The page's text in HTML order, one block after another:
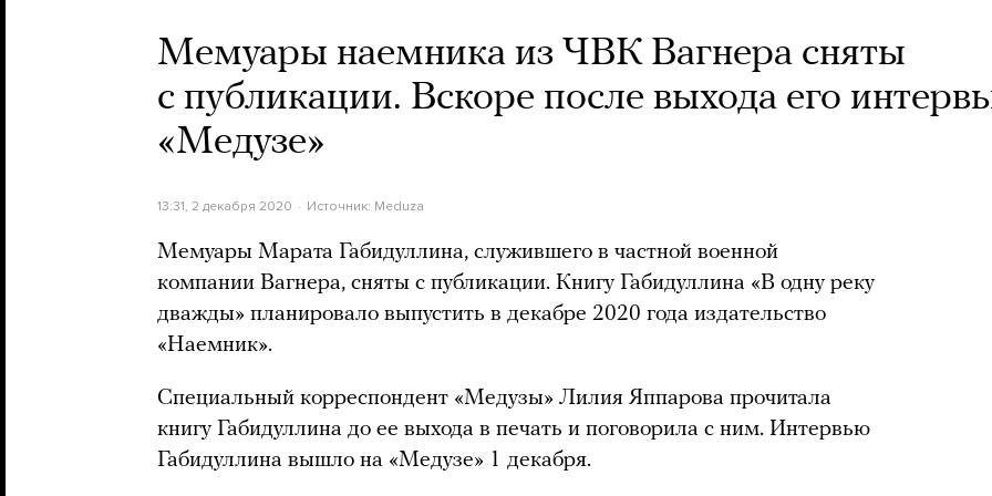
Мемуары наемника из ЧВК Вагнера сняты
с публикации. Вскоре после выхода его
«Медузе»
13:31, 2 декабря 2020 Источник: Meduza
Мемуары Марата Габидуллина, служившего в частной военной
компании Вагнера, сняты с публикации. Книгу Габидуллина «В одну реку
дважды» планировало выпустить в декабре 2020 года издательство
«Наемник».
Специальный корреспондент «Медузы» Лилия Яппарова прочитала
книгу Габидуллина до ее выхода в печать и поговорила с ним. Интервью
Габидуллина вышло на «Медузе» 1 декабря.